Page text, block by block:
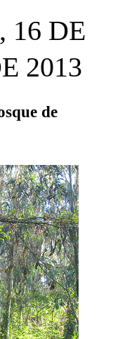
16 DE
2013
de